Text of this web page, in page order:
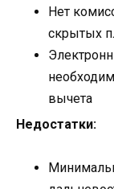
Нет
скрытых
вычета
Недостатки: